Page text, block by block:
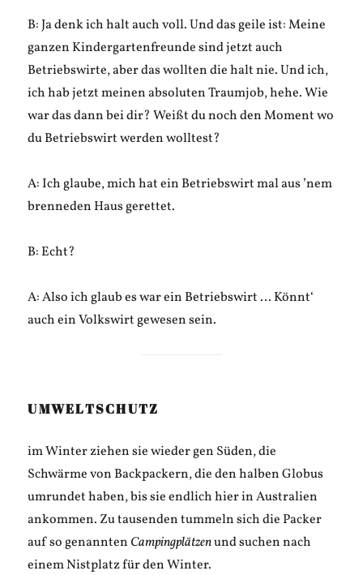
B: Ja denk ich halt auch voll. Und das geile ist: Meine
ganzen Kindergartenfreunde sind jetzt auch
Betriebswirte, aber das wollten die halt nie. Und ich,
ich hab jetzt meinen absoluten Traumjob, hehe. Wie
war das dann bei dir? Weißt du noch den Moment wo
du Betriebswirt werden wolltest?
A: Ich glaube, mich hat ein Betriebswirt mal aus ’nem
brenneden Haus gerettet.
B: Echt?
A: Also ich glaub es war ein Betriebswirt … Könnt‘
auch ein Volkswirt gewesen sein.
UMWELTSCHUTZ
im Winter ziehen sie wieder gen Süden, die
Schwärme von Backpackern, die den halben Globus
umrundet haben, bis sie endlich hier in Australien
ankommen. Zu tausenden tummeln sich die Packer
auf so genannten Campingplätzenund suchen nach
einem Nistplatz für den Winter.